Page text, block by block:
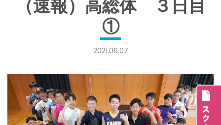
（速報）高総体 ３日目
①
2021.06.07